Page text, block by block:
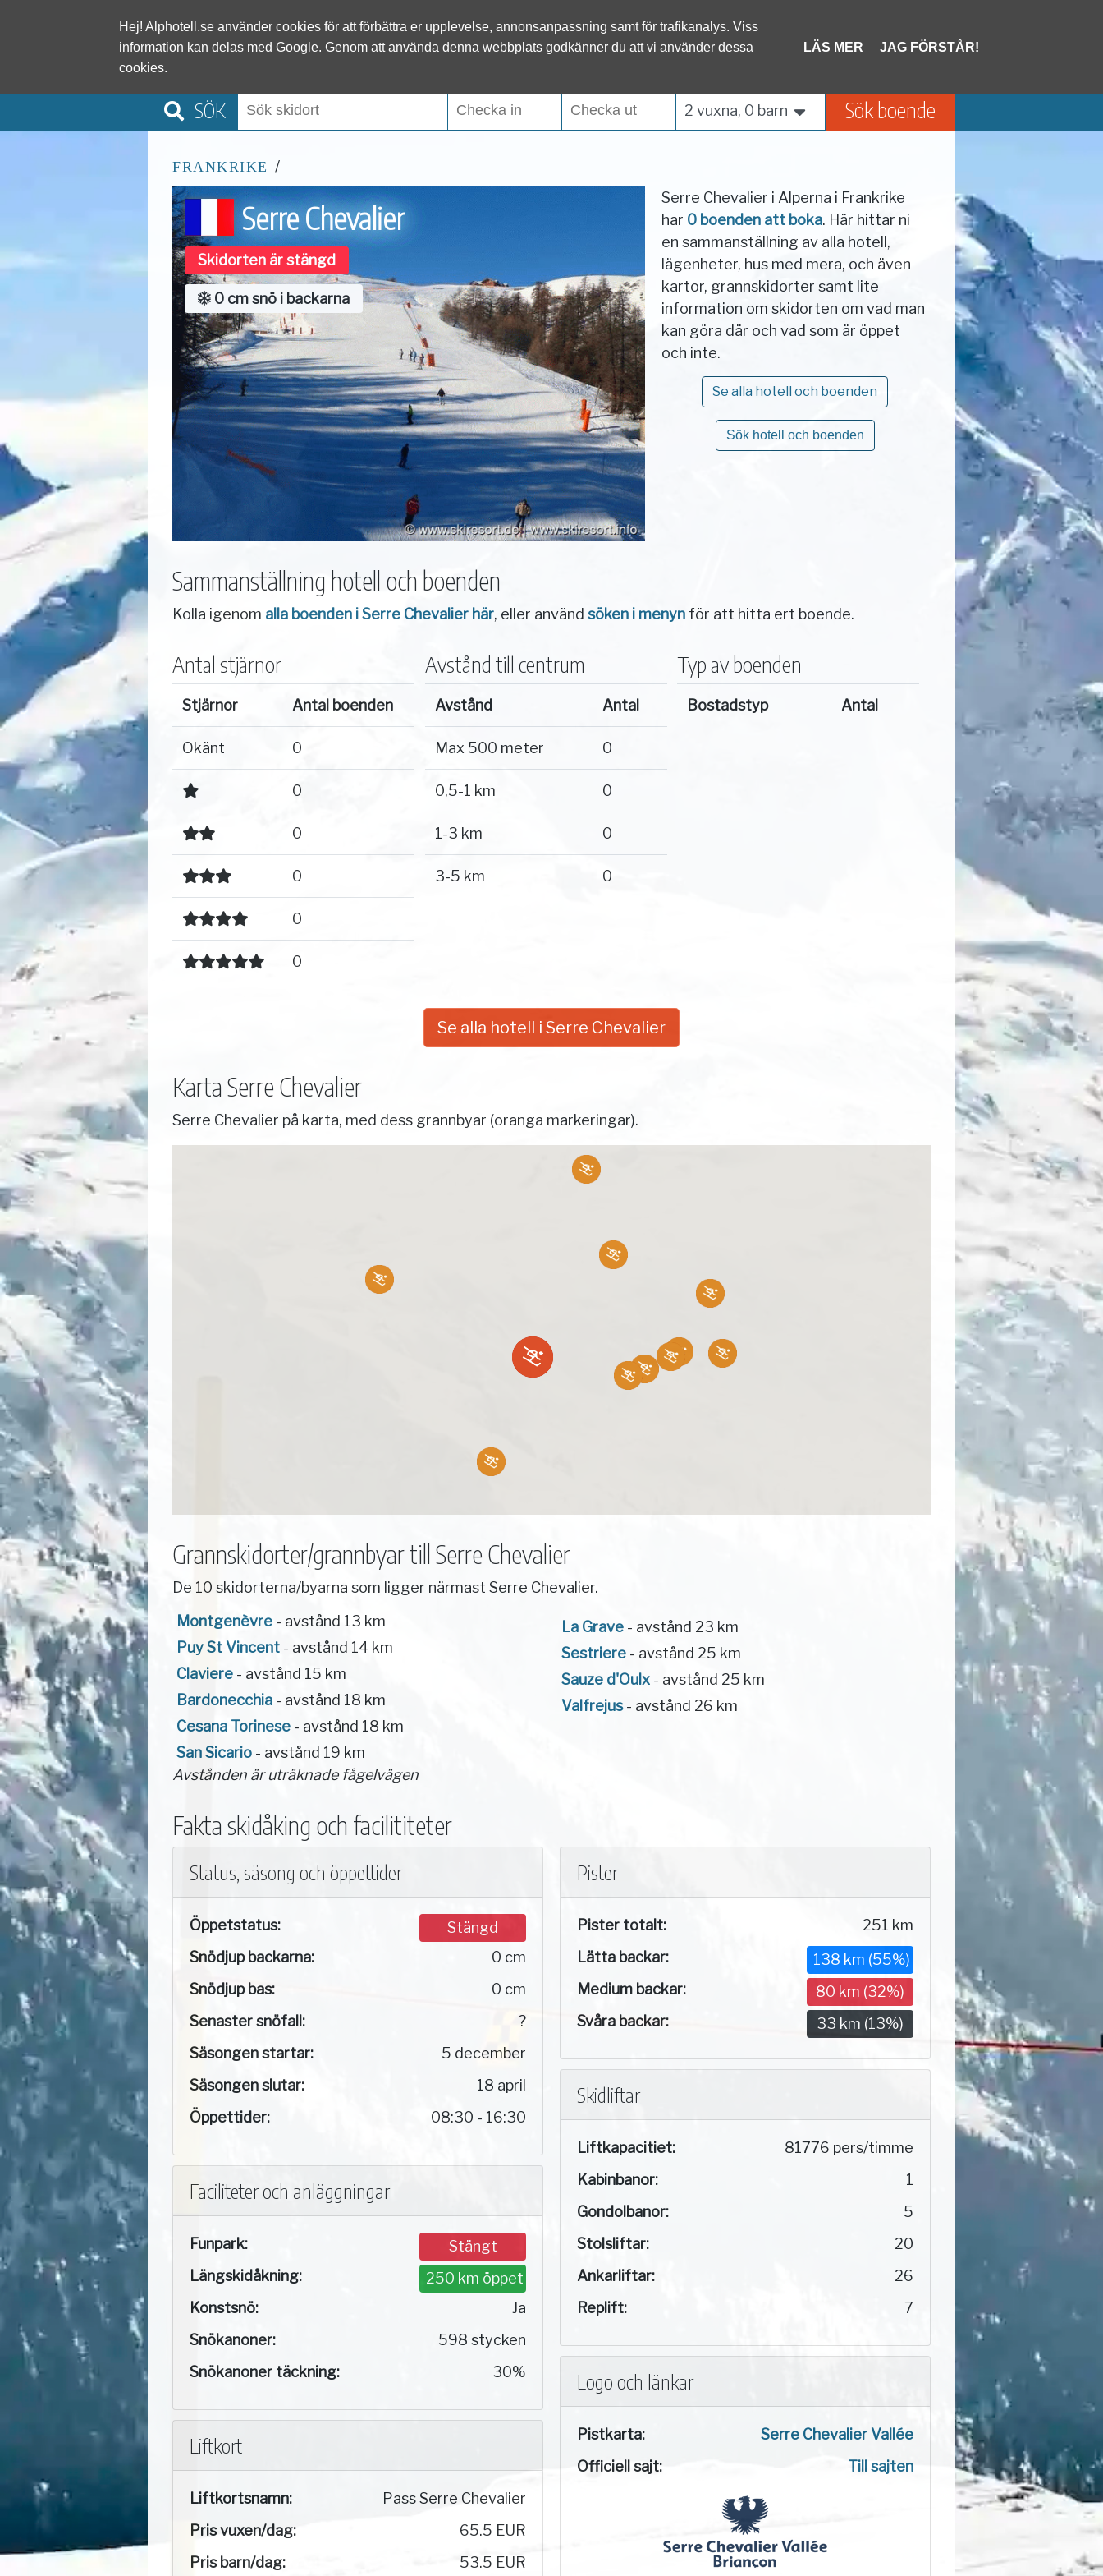
Alphotell.se Österrike Italien Frankrike
SÖK 2 vuxna, 0 barn Sök boende
FRANKRIKE /
Serre Chevalier
Skidorten är stängd
0 cm snö i backarna
Serre Chevalier i Alperna i Frankrike
har 0 boenden att boka. Här hittar ni
en sammanställning av alla hotell,
lägenheter, hus med mera, och även
kartor, grannskidorter samt lite
information om skidorten om vad man
kan göra där och vad som är öppet
och inte.
Se alla hotell och boenden
Sök hotell och boenden
Sammanställning hotell och boenden
Kolla igenom alla boenden i Serre Chevalier här, eller använd söken i menyn för att hitta ert boende.
Antal stjärnor
Stjärnor Antal boenden
Okänt 0
0
0
0
0
0
Avstånd till centrum
Avstånd Antal
Max 500 meter 0
0,5-1 km 0
1-3 km 0
3-5 km 0
Typ av boenden
Bostadstyp Antal
Se alla hotell i Serre Chevalier
Karta Serre Chevalier
Serre Chevalier på karta, med dess grannbyar (oranga markeringar).
Grannskidorter/grannbyar till Serre Chevalier
De 10 skidorterna/byarna som ligger närmast Serre Chevalier.
Montgenèvre - avstånd 13 km
Puy St Vincent - avstånd 14 km
Claviere - avstånd 15 km
Bardonecchia - avstånd 18 km
Cesana Torinese - avstånd 18 km
San Sicario - avstånd 19 km
La Grave- avstånd 23 km
Sestriere- avstånd 25 km
Sauze d'Oulx- avstånd 25 km
Valfrejus- avstånd 26 km
Avstånden är uträknade fågelvägen
Fakta skidåking och facilititeter
Status, säsong och öppettider
Öppetstatus:
Stängd
Snödjup backarna:
0 cm
Snödjup bas:
0 cm
Senaster snöfall:
?
Säsongen startar:
5 december
Säsongen slutar:
18 april
Öppettider:
08:30 - 16:30
Faciliteter och anläggningar
Funpark:
Stängt
Längskidåkning:
250 km öppet
Konstsnö:
Ja
Snökanoner:
598 stycken
Snökanoner täckning:
30%
Liftkort
Liftkortsnamn:
Pass Serre Chevalier
Pris vuxen/dag:
65.5 EUR
Pris barn/dag:
53.5 EUR
Pister
Pister totalt:
251 km
Lätta backar:
138 km (55%)
Medium backar:
80 km (32%)
Svåra backar:
33 km (13%)
Skidliftar
Liftkapacitiet:
81776 pers/timme
Kabinbanor:
1
Gondolbanor:
5
Stolsliftar:
20
Ankarliftar:
26
Replift:
7
Logo och länkar
Pistkarta:
Serre Chevalier Vallée
Officiell sajt:
Till sajten
Hej! Alphotell.se använder cookies för att förbättra er upplevelse, annonsanpassning samt för trafikanalys. Viss
information kan delas med Google. Genom att använda denna webbplats godkänner du att vi använder dessa
cookies.
LÄS MER JAG FÖRSTÅR!